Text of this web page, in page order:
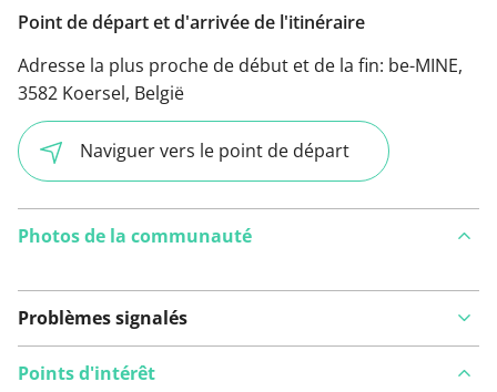
Point de départ et d'arrivée de l'itinéraire
Adresse la plus proche de début et de la fin: be-MINE,
3582 Koersel, België
Naviguer vers le point de départ
Photos de la communauté
Problèmes signalés
Points d'intérêt